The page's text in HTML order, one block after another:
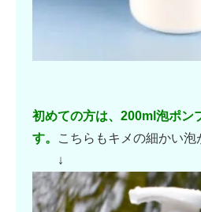
初めての方は、200ml泡ポン
す。
こちらもキメの細かい泡
↓